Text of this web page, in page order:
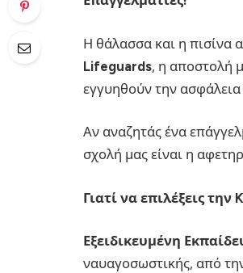
Η θάλασσα και η πισίνα
Lifeguards, η αποστολή
εγγυηθούν την
Αν αναζητάς ένα
σχολή μας είναι η
Γιατί να επιλέξεις την
Εξειδικευμένη
ναυαγοσωστικής, από